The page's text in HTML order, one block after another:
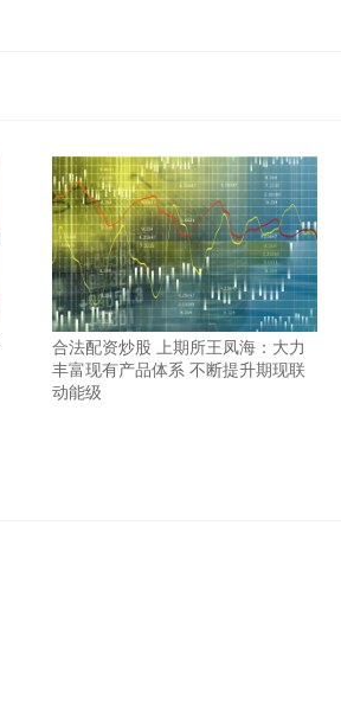
合法配资炒股 上期所王凤海：大力
丰富现有产品体系 不断提升期现联
动能级